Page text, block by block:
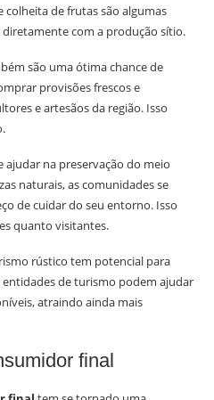
colheita de frutas são algumas
com a produção sítio.
são uma ótima chance de
provisões frescos e
e artesãos da região. Isso
na preservação do meio
naturais, as comunidades se
de cuidar do seu entorno. Isso
quanto visitantes.
rústico tem potencial para
entidades de turismo podem ajudar
atraindo ainda mais
final